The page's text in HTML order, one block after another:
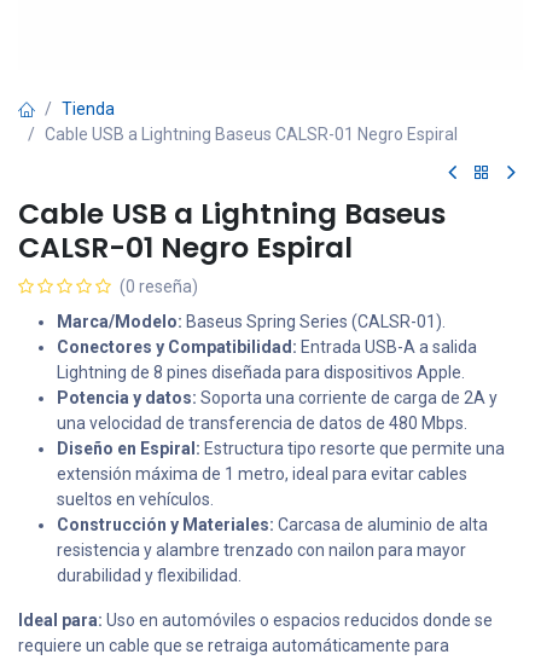
Tienda
Cable USB a Lightning Baseus CALSR-01 Negro Espiral
Cable USB a Lightning Baseus
CALSR-01 Negro Espiral
(0 reseña)
Marca/Modelo: Baseus Spring Series (CALSR-01).
Conectores y Compatibilidad: Entrada USB-A a salida
Lightning de 8 pines diseñada para dispositivos Apple.
Potencia y datos: Soporta una corriente de carga de 2A y
una velocidad de transferencia de datos de 480 Mbps.
Diseño en Espiral: Estructura tipo resorte que permite una
extensión máxima de 1 metro, ideal para evitar cables
sueltos en vehículos.
Construcción y Materiales: Carcasa de aluminio de alta
resistencia y alambre trenzado con nailon para mayor
durabilidad y flexibilidad.
Ideal para: Uso en automóviles o espacios reducidos donde se
requiere un cable que se retraiga automáticamente para